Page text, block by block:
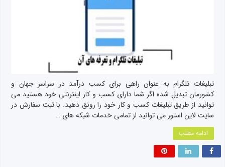
تبلیغات تلگرام به عنوان راهی برای کسب درآمد در سراسر جهان و
کشورمان تبدیل شده اگر شما دارای کسب و کار اینترنتی خود هستید می
توانید از طریق تبلیغات کسب و کار خود را رونق دهید. با ثبت سفارش در
سایت لاین استور می توانید از تمامی خدمات شبکه های …
ادامه مطلب